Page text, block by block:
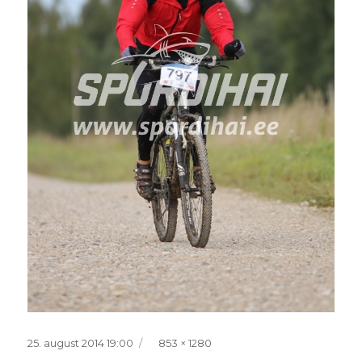
Postitatud
25. august 2014 19:00 Täissuurus
853 × 1280